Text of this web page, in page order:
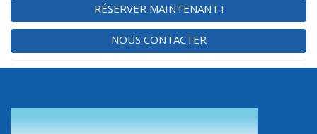
RÉSERVER MAINTENANT !
NOUS CONTACTER